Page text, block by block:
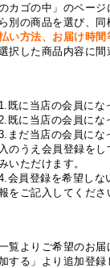
カゴの中」のペー
ら別の商品を選び、
い方法、お届け時
択した商品内容に
1.既に当店の会員にな
既に当店の会員にな
まだ当店の会員にな
入のうえ会員登録を
いただけます。
会員登録を希望しな
をご記入してくださ
覧よりご希望のお
加する」より追加登